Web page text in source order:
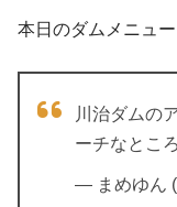
本日のダムメニュー
川治ダムの
ーチなとこ
— まめゆん